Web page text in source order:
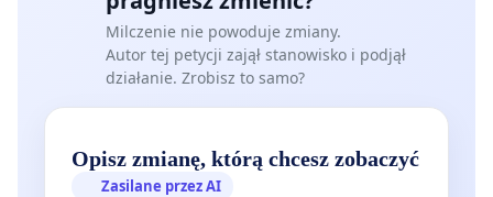
Milczenie nie powoduje zmiany.
Autor tej petycji zajął stanowisko i podjął
działanie. Zrobisz to samo?
Opisz zmianę, którą chcesz zobaczyć
Zasilane przez AI